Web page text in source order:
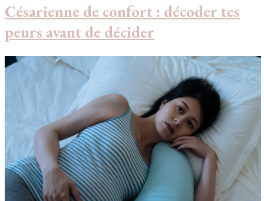
Césarienne de confort : décoder tes
peurs avant de décider